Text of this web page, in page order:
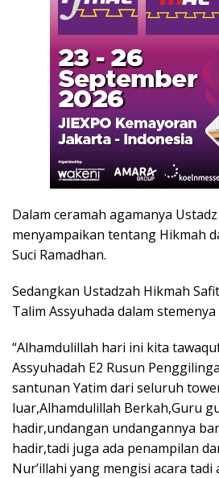
Dalam ceramah agamanya
menyampaikan tentang Hikmah
Suci Ramadhan.
Sedangkan Ustadzah Hikmah
Talim Assyuhada dalam
“Alhamdulillah hari ini kita
Assyuhadah E2 Rusun
santunan Yatim dari seluruh
luar,Alhamdulillah Berkah,Guru
hadir,undangan undangannya
hadir,tadi juga ada penampilan
Nur’illahi yang mengisi acara tadi